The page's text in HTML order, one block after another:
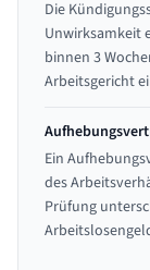
Die
Unwirksamkeit
binnen 3
Arbeitsgericht
Ein
des
Prüfung